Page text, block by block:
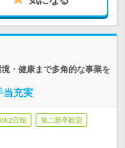
・健康まで多角的な事業を
当充実
2日制 第二新卒歓迎